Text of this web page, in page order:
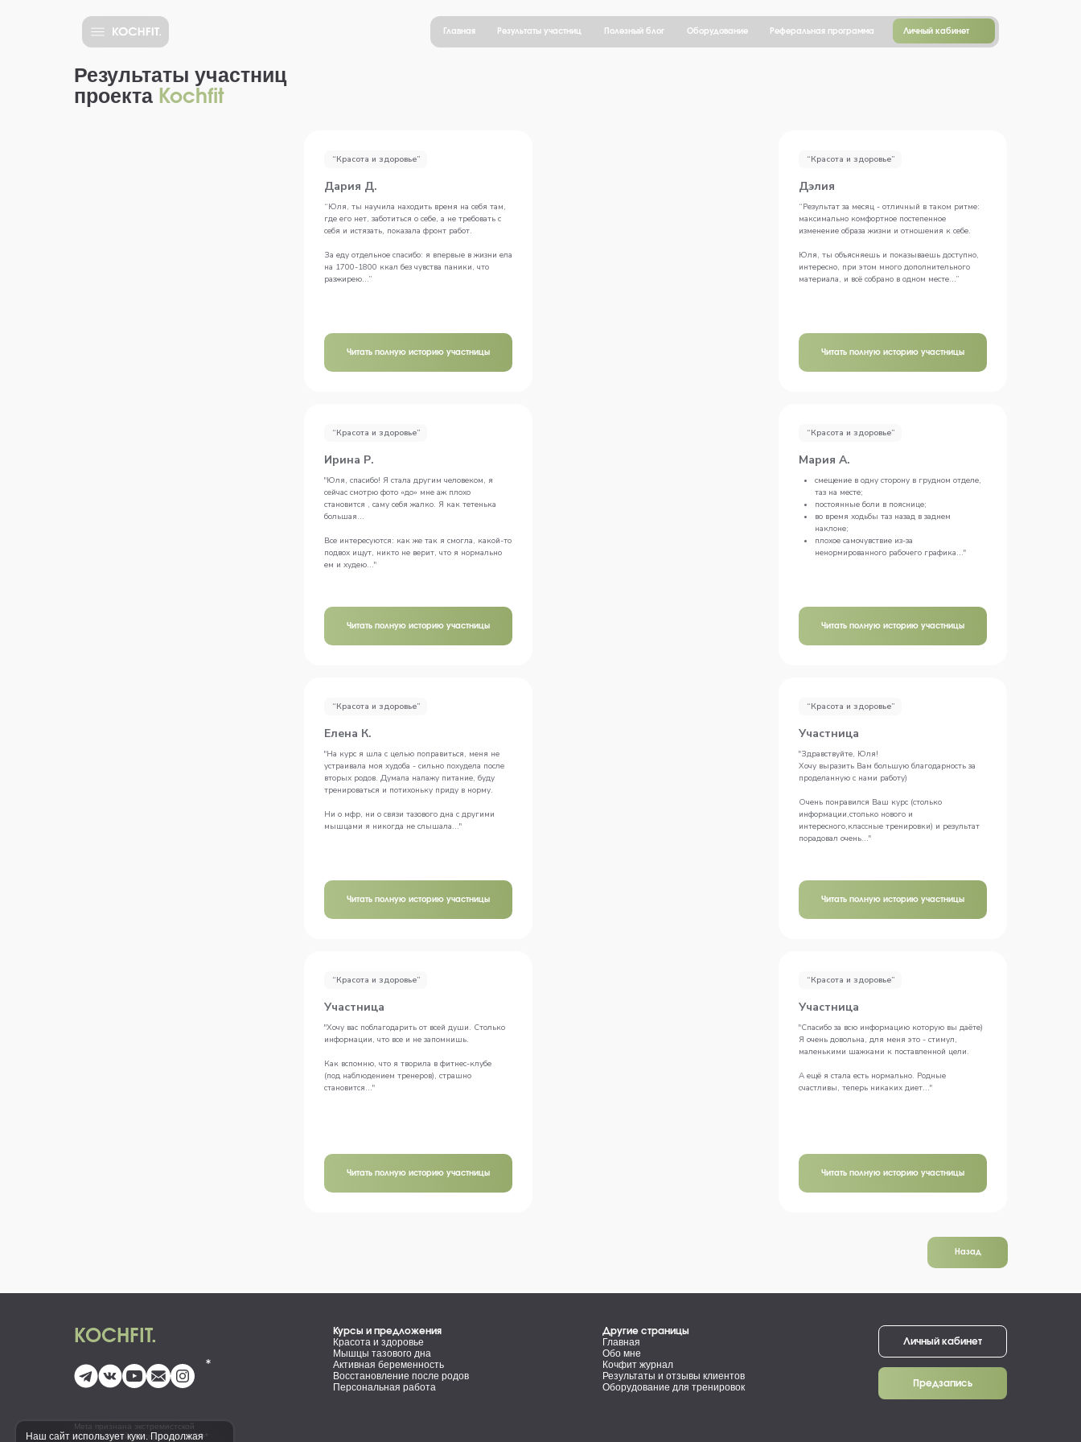
Реферальная программа
Оборудование
Полезный блог
Результаты участниц
Главная Личный кабинет
Наш сайт использует куки. Продолжая
Результаты участниц
проекта Kochfit
“Красота и здоровье”
Дария Д.
Читать полную историю участницы
“Юля, ты научила находить время на себя там,
где его нет, заботиться о себе, а не требовать с
себя и истязать, показала фронт работ.
За еду отдельное спасибо: я впервые в жизни ела
на 1700-1800 ккал без чувства паники, что
разжирею...”
“Красота и здоровье”
Дэлия
“Результат за месяц - отличный в таком ритме:
максимально комфортное постепенное
изменение образа жизни и отношения к себе.
Юля, ты объясняешь и показываешь доступно,
интересно, при этом много дополнительного
материала, и всё собрано в одном месте...”
Читать полную историю участницы
“Красота и здоровье”
Ирина Р.
Читать полную историю участницы
"Юля, спасибо! Я стала другим человеком, я
сейчас смотрю фото «до» мне аж плохо
становится , саму себя жалко. Я как тетенька
большая...
Все интересуются: как же так я смогла, какой-то
подвох ищут, никто не верит, что я нормально
ем и худею..."
“Красота и здоровье”
Мария А.
смещение в одну сторону в грудном отделе,
таз на месте;
постоянные боли в пояснице;
во время ходьбы таз назад в заднем
наклоне;
плохое самочувствие из-за
ненормированного рабочего графика..."
Читать полную историю участницы
“Красота и здоровье”
Елена К.
Читать полную историю участницы
"На курс я шла с целью поправиться, меня не
устраивала моя худоба - сильно похудела после
вторых родов. Думала налажу питание, буду
тренироваться и потихоньку приду в норму.
Ни о мфр, ни о связи тазового дна с другими
мышцами я никогда не слышала..."
“Красота и здоровье”
Участница
"Здравствуйте, Юля!
Хочу выразить Вам большую благодарность за
проделанную с нами работу)
Очень понравился Ваш курс (столько
информации,столько нового и
интересного,классные тренировки) и результат
порадовал очень..."
Читать полную историю участницы
“Красота и здоровье”
Участница
"Спасибо за всю информацию которую вы даёте)
Я очень довольна, для меня это - стимул,
маленькими шажками к поставленной цели.
А ещё я стала есть нормально. Родные
счастливы, теперь никаких диет..."
Читать полную историю участницы
“Красота и здоровье”
Участница
"Хочу вас поблагодарить от всей души. Столько
информации, что все и не запомнишь.
Как вспомню, что я творила в фитнес-клубе
(под наблюдением тренеров), страшно
становится..."
Читать полную историю участницы
Назад
KOCHFIT.
Meta признана экстремистской
организацией на территории РФ*
Другие страницы
Главная
Обо мне
Кочфит журнал
Результаты и отзывы клиентов
Оборудование для тренировок
Предзапись
Личный кабинет
Курсы и предложения
Красота и здоровье
Мышцы тазового дна
Активная беременность
Восстановление после родов
Персональная работа